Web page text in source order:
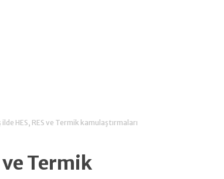
ilde HES, RES ve Termik kamulaştırmaları
ve Termik